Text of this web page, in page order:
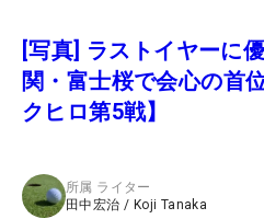
[写真] ラストイヤーに
関・富士桜で会心の首
クヒロ第5戦】
所属 ライター
田中宏治 / Koji Tanaka